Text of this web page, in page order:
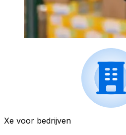
Xe voor bedrijven